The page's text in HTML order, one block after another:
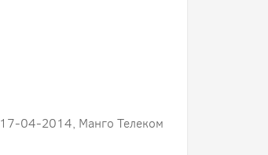
17-04-2014, Манго Телеком